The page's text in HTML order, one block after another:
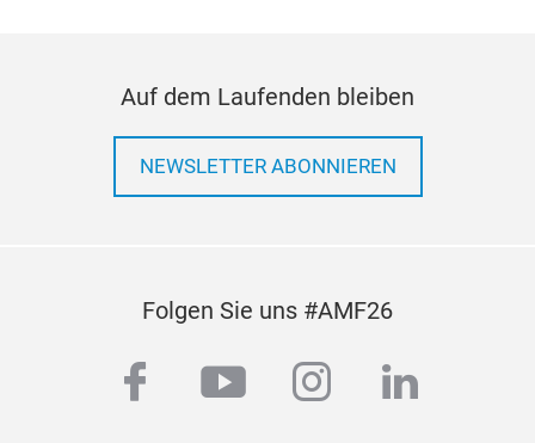
Auf dem Laufenden bleiben
NEWSLETTER ABONNIEREN
Folgen Sie uns #AMF26
facebook
youtubeinstagram
linkedin